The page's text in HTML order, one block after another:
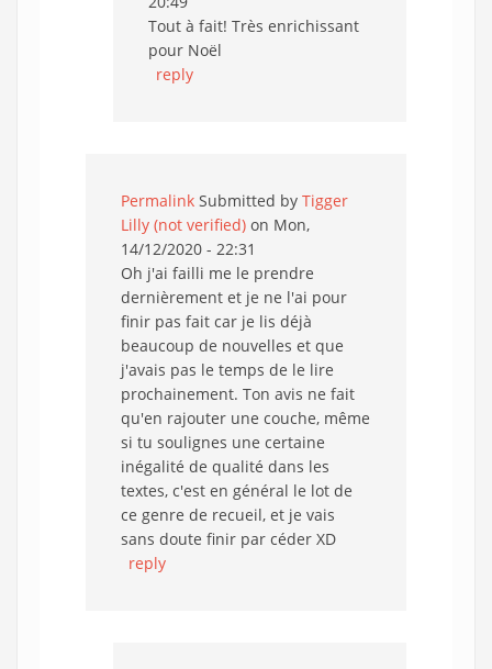
Tout à fait! Très enrichissant
pour Noël
reply
Permalink Submitted by Tigger
Lilly (not verified) on Mon,
14/12/2020 - 22:31
Oh j'ai failli me le prendre
dernièrement et je ne l'ai pour
finir pas fait car je lis déjà
beaucoup de nouvelles et que
j'avais pas le temps de le lire
prochainement. Ton avis ne fait
qu'en rajouter une couche, même
si tu soulignes une certaine
inégalité de qualité dans les
textes, c'est en général le lot de
ce genre de recueil, et je vais
sans doute finir par céder XD
reply